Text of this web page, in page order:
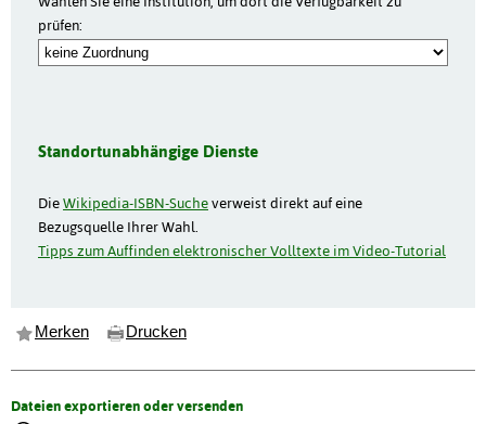
prüfen:
Standortunabhängige Dienste
DieWikipedia-ISBN-Sucheverweist direkt auf eine
Bezugsquelle Ihrer Wahl.
Tipps zum Auffinden elektronischer Volltexte im Video-Tutorial
Merken Drucken
Dateien exportieren oder versenden